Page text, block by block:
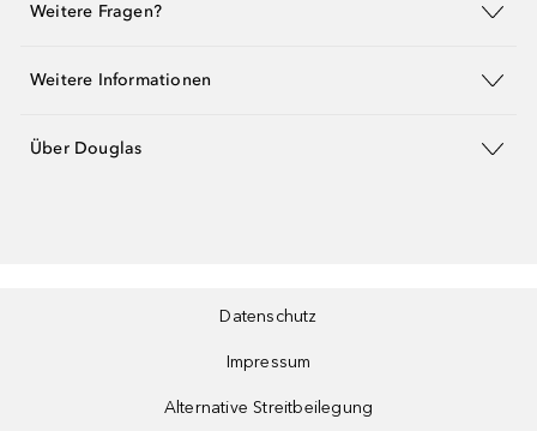
Weitere Fragen?
Weitere Informationen
Über Douglas
Datenschutz
Impressum
Alternative Streitbeilegung